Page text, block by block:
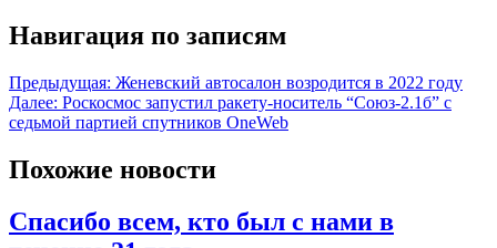
Навигация по записям
Предыдущая: Женевский автосалон возродится в 2022 году
Далее: Роскосмос запустил ракету-носитель “Союз-2.1б” с
седьмой партией спутников OneWeb
Похожие новости
Спасибо всем, кто был с нами в